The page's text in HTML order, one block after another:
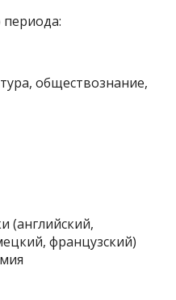
обществознание,
(английский,
французский)